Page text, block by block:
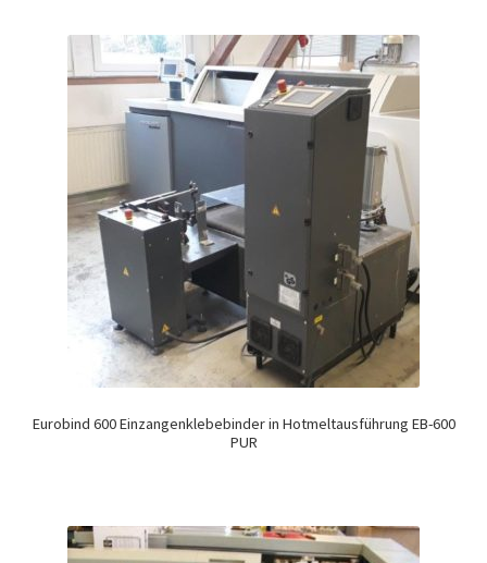
Eurobind 600 Einzangenklebebinder in Hotmeltausführung EB-600
PUR